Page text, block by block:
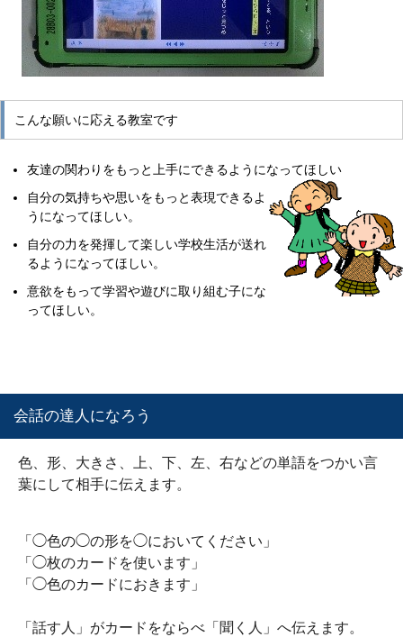
こんな願いに応える教室です
友達の関わりをもっと上手にできるようになってほしい
自分の気持ちや思いをもっと表現できるよ
うになってほしい。
自分の力を発揮して楽しい学校生活が送れ
るようになってほしい。
意欲をもって学習や遊びに取り組む子にな
ってほしい。
会話の達人になろう
色、形、大きさ、上、下、左、右などの単語をつかい言
葉にして相手に伝えます。
「◯色の◯の形を◯においてください」
「◯枚のカードを使います」
「◯色のカードにおきます」
「話す人」がカードをならべ「聞く人」へ伝えます。